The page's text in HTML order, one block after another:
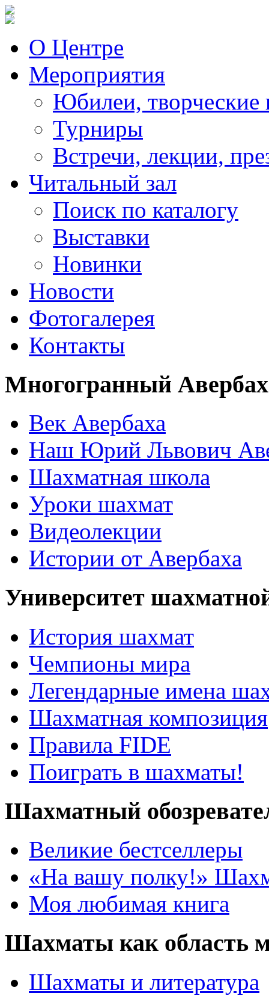
О Центре
Мероприятия
Юбилеи, творческие
Турниры
Встречи, лекции,
Читальный зал
Поиск по каталогу
Выставки
Новинки
Новости
Фотогалерея
Контакты
Многогранный Авербах
Век Авербаха
Наш Юрий Львович
Шахматная школа
Уроки шахмат
Видеолекции
Истории от Авербаха
Университет
История шахмат
Чемпионы мира
Легендарные имена
Шахматная композиция
Правила FIDE
Поиграть в шахматы!
Шахматный
Великие бестселлеры
«На вашу полку!»
Моя любимая книга
Шахматы как область
Шахматы и литература